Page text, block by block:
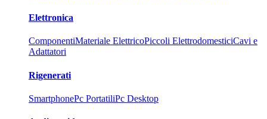
Elettronica
ComponentiMateriale ElettricoPiccoli ElettrodomesticiCavi e
Adattatori
Rigenerati
SmartphonePc PortatiliPc Desktop